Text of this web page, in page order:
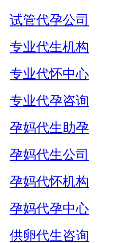
试管代孕公司
专业代生机构
专业代怀中心
专业代孕咨询
孕妈代生助孕
孕妈代生公司
孕妈代怀机构
孕妈代孕中心
供卵代生咨询